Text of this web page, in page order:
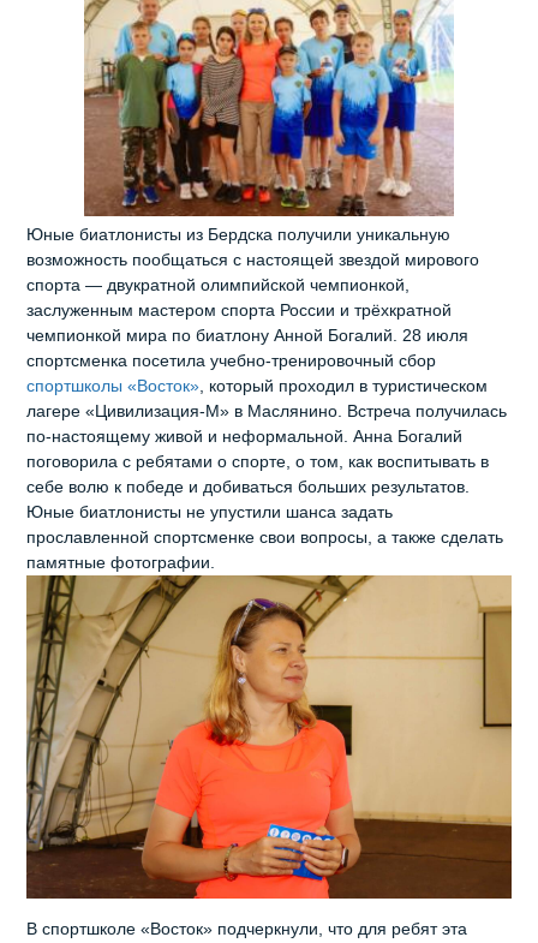
Юные биатлонисты из Бердска получили уникальную
возможность пообщаться с настоящей звездой мирового
спорта — двукратной олимпийской чемпионкой,
заслуженным мастером спорта России и трёхкратной
чемпионкой мира по биатлону Анной Богалий. 28 июля
спортсменка посетила учебно‑тренировочный сбор
спортшколы «Восток», который проходил в туристическом
лагере «Цивилизация‑М» в Маслянино. Встреча получилась
по‑настоящему живой и неформальной. Анна Богалий
поговорила с ребятами о спорте, о том, как воспитывать в
себе волю к победе и добиваться больших результатов.
Юные биатлонисты не упустили шанса задать
прославленной спортсменке свои вопросы, а также сделать
памятные фотографии.
В спортшколе «Восток» подчеркнули, что для ребят эта